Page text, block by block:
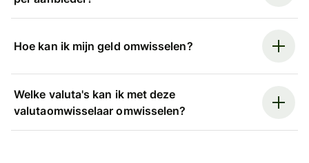
Hoe kan ik mijn geld omwisselen?
Welke valuta's kan ik met deze
valutaomwisselaar omwisselen?